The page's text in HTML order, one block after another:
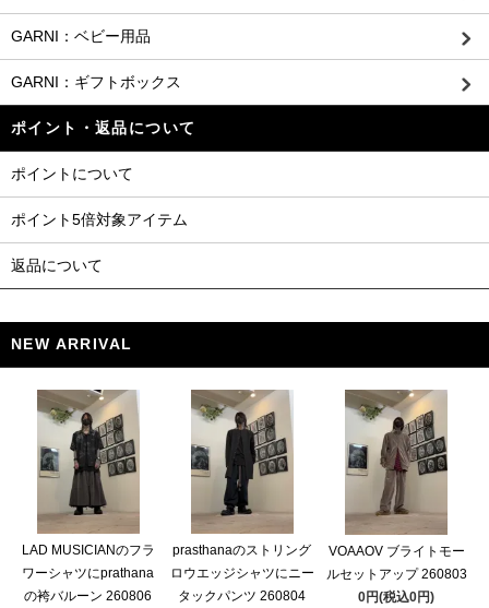
GARNI：ベビー用品
GARNI：ギフトボックス
ポイント・返品について
ポイントについて
ポイント5倍対象アイテム
返品について
NEW ARRIVAL
LAD MUSICIANのフラ
ワーシャツにprathana
の袴バルーン 260806
prasthanaのストリング
ロウエッジシャツにニー
タックパンツ 260804
VOAAOV ブライトモー
ルセットアップ 260803
0円(税込0円)